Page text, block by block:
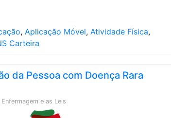
, Aplicação Móvel, Atividade Física,
Carteira
da Pessoa com Doença Rara
Enfermagem e as Leis